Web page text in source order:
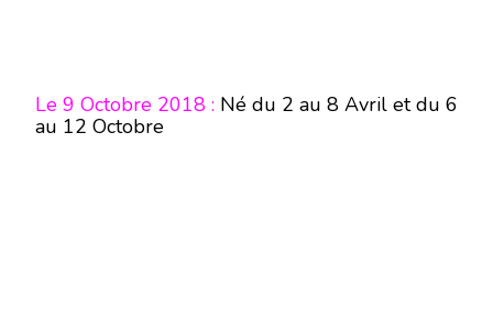
Le 9 Octobre 2018 : Né du 2 au 8 Avril et du 6
au 12 Octobre